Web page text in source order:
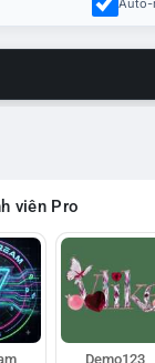
viên Pro
Demo123